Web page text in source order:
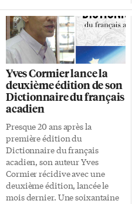
narrateur est l’ex-sergent
Marcel Banville qui, après 35
ans au Service de Police de la
Ville de Québec, se retrouve
devant rien. Pour avoir l’esprit
en paix, Banville cherche à
fermer des dossiers «dans sa
tête», comme il dit. «J’ai été un
jeune flic pourri jadis, il n’y a
pas de raison que je devienne
[…]
Yves Cormier lance la
deuxième édition de son
Dictionnaire du français
acadien
Presque 20 ans après la
première édition du
Dictionnaire du français
acadien, son auteur Yves
Cormier récidive avec une
deuxième édition, lancée le
mois dernier. Une soixantaine